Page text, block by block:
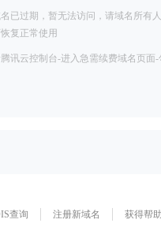
已过期，暂无法访问，请域名所有
复正常使用
讯云控制台-进入急需续费域名页面-
查询 注册新域名 获得帮助